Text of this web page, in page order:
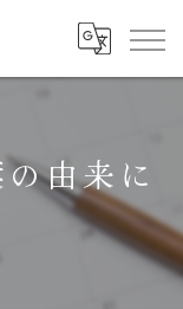
由来に